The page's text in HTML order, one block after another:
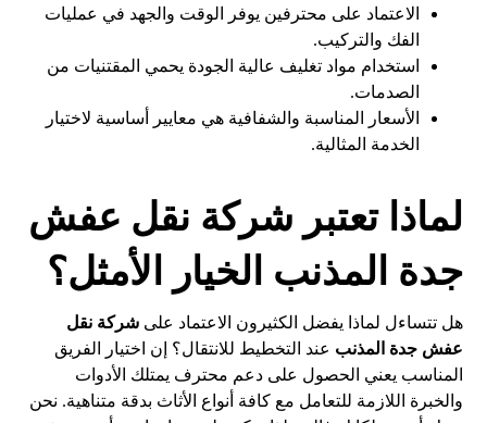
الاعتماد على محترفين يوفر الوقت والجهد في عمليات
الفك والتركيب.
استخدام مواد تغليف عالية الجودة يحمي المقتنيات من
الصدمات.
الأسعار المناسبة والشفافية هي معايير أساسية لاختيار
الخدمة المثالية.
لماذا تعتبر شركة نقل عفش
جدة المذنب الخيار الأمثل؟
هل تتساءل لماذا يفضل الكثيرون الاعتماد علىشركة نقل
عفش جدة المذنب عند التخطيط للانتقال؟ إن اختيار الفريق
المناسب يعني الحصول على دعم محترف يمتلك الأدوات
والخبرة اللازمة للتعامل مع كافة أنواع الأثاث بدقة متناهية. نحن